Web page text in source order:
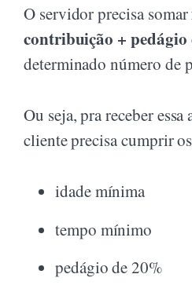
O servidor precisa somar
contribuição + pedágio
determinado número de
Ou seja, pra receber
cliente precisa cumprir
idade mínima
tempo mínimo
pedágio de 20%